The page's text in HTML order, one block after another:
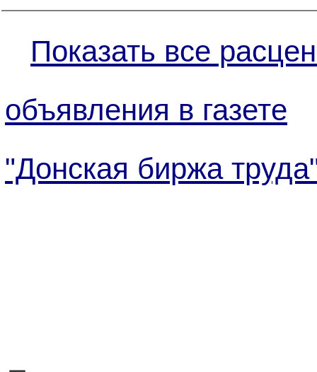
Показать все
объявления в газете
"Донская биржа